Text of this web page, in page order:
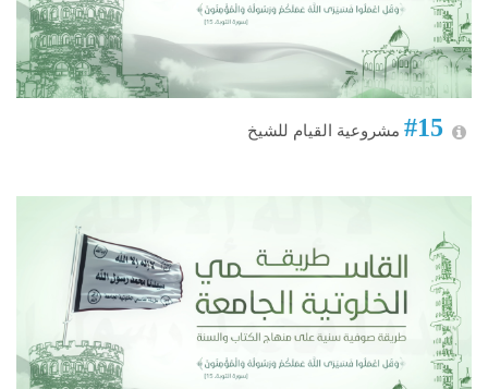
#15 مشروعية القيام للشيخ